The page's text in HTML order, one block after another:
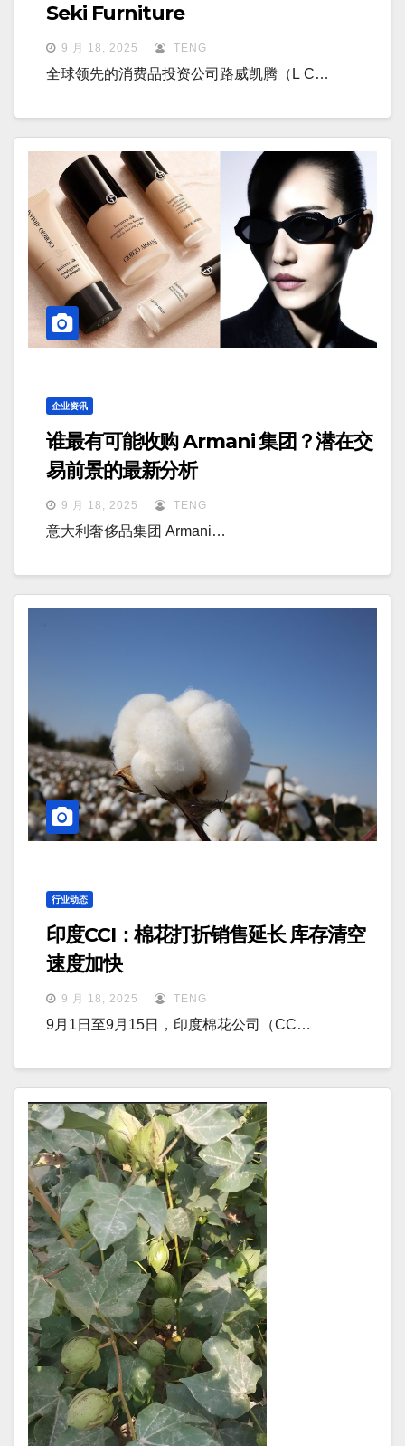
Seki Furniture
9 月 18, 2025 TENG
全球领先的消费品投资公司路威凯腾（L C…
企业资讯
谁最有可能收购 Armani 集团？潜在交
易前景的最新分析
9 月 18, 2025 TENG
意大利奢侈品集团 Armani…
行业动态
印度CCI：棉花打折销售延长 库存清空
速度加快
9 月 18, 2025 TENG
9月1日至9月15日，印度棉花公司（CC…